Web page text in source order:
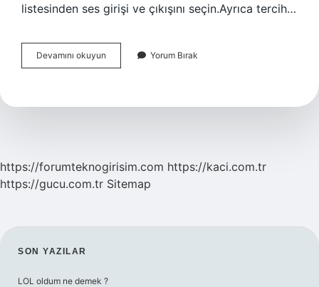
listesinden ses girişi ve çıkışını seçin.Ayrıca tercih…
Devamını okuyun
Bitki
Yapılır
Yorum Bırak
https://forumteknogirisim.com https://kaci.com.tr
https://gucu.com.tr Sitemap
SIDEBAR
SON YAZILAR
LOL oldum ne demek ?